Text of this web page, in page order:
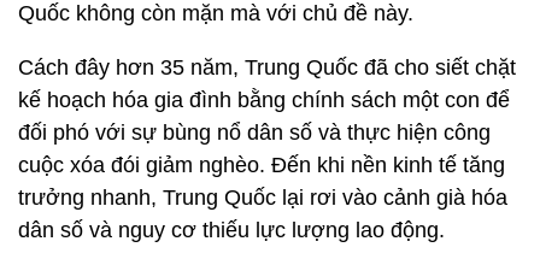
Quốc không còn mặn mà với chủ đề này.
Cách đây hơn 35 năm, Trung Quốc đã cho siết chặt
kế hoạch hóa gia đình bằng chính sách một con để
đối phó với sự bùng nổ dân số và thực hiện công
cuộc xóa đói giảm nghèo. Đến khi nền kinh tế tăng
trưởng nhanh, Trung Quốc lại rơi vào cảnh già hóa
dân số và nguy cơ thiếu lực lượng lao động.